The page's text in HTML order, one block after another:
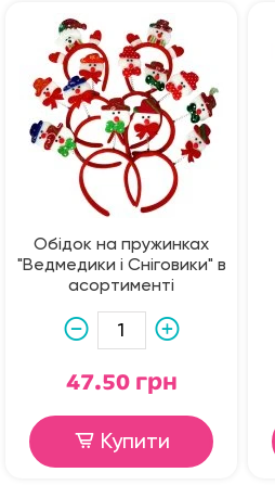
Обідок на пружинках
"Ведмедики і Сніговики" в
асортименті
47.50 грн
Купити